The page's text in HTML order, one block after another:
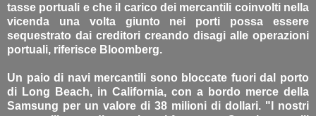
tasse portuali e che il carico dei mercantili coinvolti nella
vicenda una volta giunto nei porti possa essere
sequestrato dai creditori creando disagi alle operazioni
portuali, riferisce Bloomberg.
Un paio di navi mercantili sono bloccate fuori dal porto
di Long Beach, in California, con a bordo merce della
Samsung per un valore di 38 milioni di dollari. "I nostri